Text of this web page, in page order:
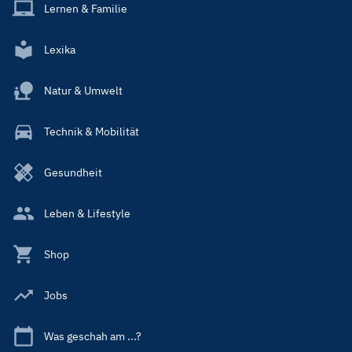
Lernen & Familie
Lexika
Natur & Umwelt
Technik & Mobilität
Gesundheit
Leben & Lifestyle
Shop
Jobs
Was geschah am ...?